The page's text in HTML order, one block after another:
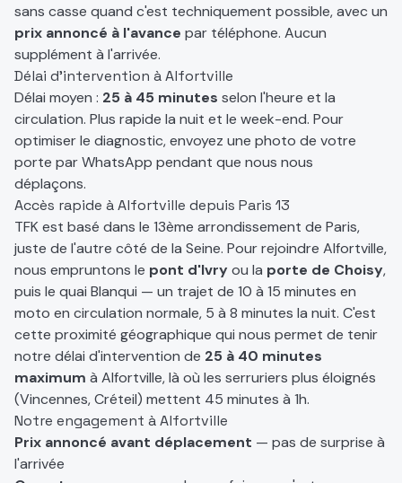
sans casse quand c'est techniquement possible, avec un
prix annoncé à l'avance par téléphone. Aucun
supplément à l'arrivée.
Délai d'intervention àAlfortville
Délai moyen : 25 à 45 minutes selon l'heure et la
circulation. Plus rapide la nuit et le week-end. Pour
optimiser le diagnostic, envoyez une photo de votre
porte par WhatsApp pendant que nous nous
déplaçons.
Accès rapide à Alfortville depuis Paris 13
TFK est basé dans le 13ème arrondissement de Paris,
juste de l'autre côté de la Seine. Pour rejoindre Alfortville,
nous empruntons le pont d'Ivryou la porte de Choisy,
puis le quai Blanqui — un trajet de 10 à 15 minutes en
moto en circulation normale, 5 à 8 minutes la nuit. C'est
cette proximité géographique qui nous permet de tenir
notre délai d'intervention de 25 à 40 minutes
maximum à Alfortville, là où les serruriers plus éloignés
(Vincennes, Créteil) mettent 45 minutes à 1h.
Notre engagement à Alfortville
Prix annoncé avant déplacement — pas de surprise à
l'arrivée